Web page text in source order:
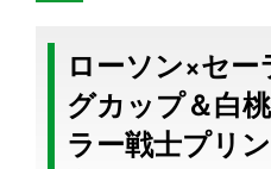
ローソン×セ
グカップ＆白
ラー戦士プリ